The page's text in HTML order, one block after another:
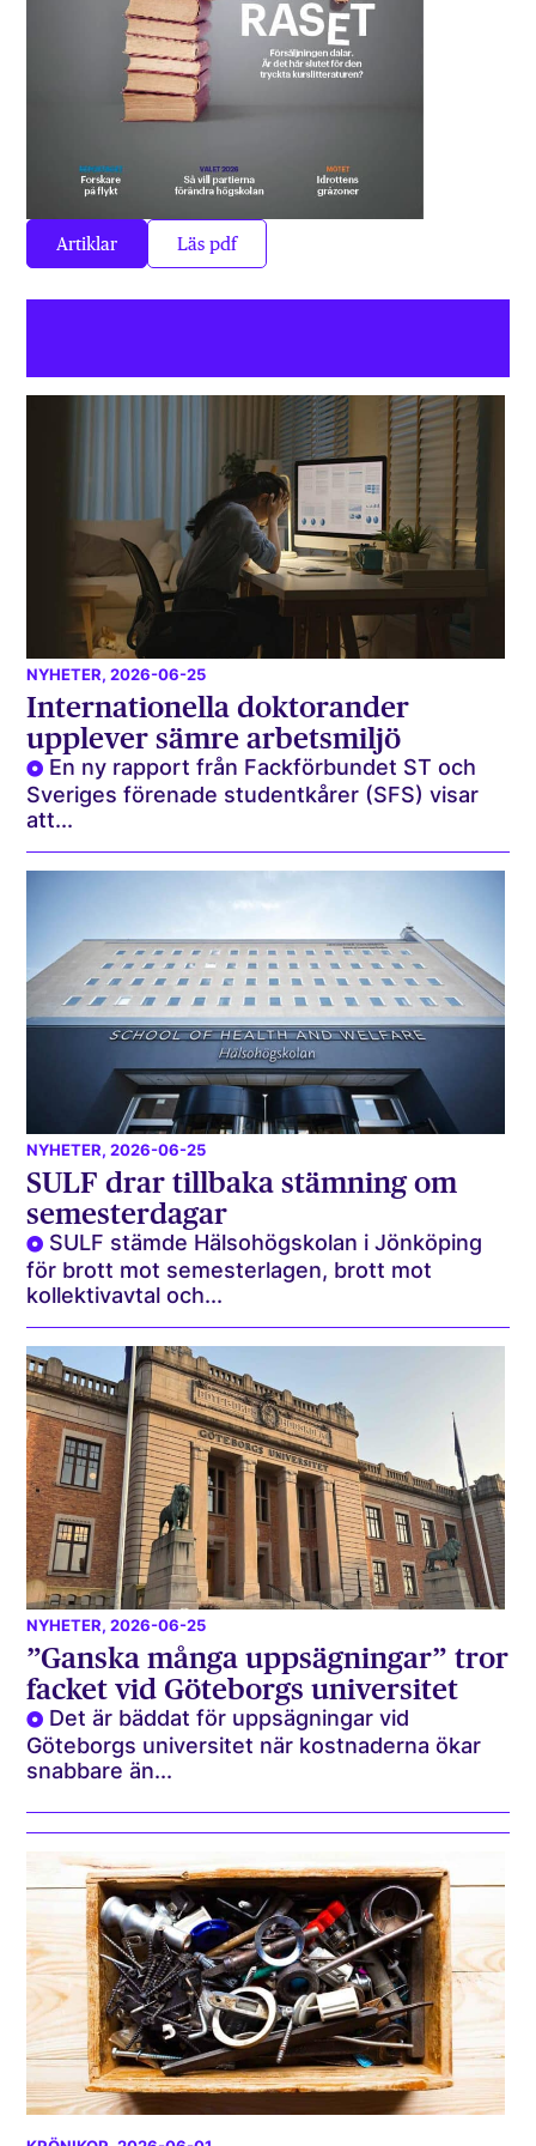
Artiklar Läs pdf
NYHETER, 2026-06-25
Internationella doktorander
upplever sämre arbetsmiljö
En ny rapport från Fackförbundet ST och
Sveriges förenade studentkårer (SFS) visar
att...
NYHETER, 2026-06-25
SULF drar tillbaka stämning om
semesterdagar
SULF stämde Hälsohögskolan i Jönköping
för brott mot semesterlagen, brott mot
kollektivavtal och...
NYHETER, 2026-06-25
”Ganska många uppsägningar” tror
facket vid Göteborgs universitet
Det är bäddat för uppsägningar vid
Göteborgs universitet när kostnaderna ökar
snabbare än...